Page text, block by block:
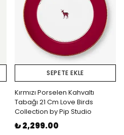
SEPETE EKLE
Kırmızı Porselen Kahvaltı
Tabağı 21 Cm Love Birds
Collection by Pip Studio
₺ 2,299.00